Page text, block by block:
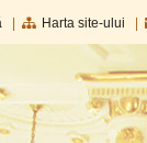
Harta site-ului